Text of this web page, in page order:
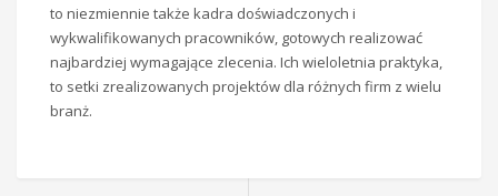
to niezmiennie także kadra doświadczonych i
wykwalifikowanych pracowników, gotowych realizować
najbardziej wymagające zlecenia. Ich wieloletnia praktyka,
to setki zrealizowanych projektów dla różnych firm z wielu
branż.